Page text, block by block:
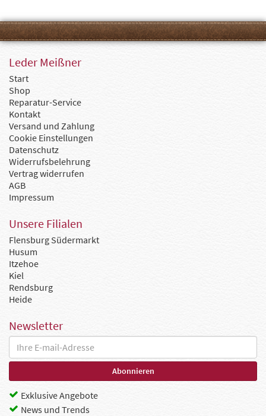
Leder Meißner
Start
Shop
Reparatur-Service
Kontakt
Versand und Zahlung
Cookie Einstellungen
Datenschutz
Widerrufsbelehrung
Vertrag widerrufen
AGB
Impressum
Unsere Filialen
Flensburg Südermarkt
Husum
Itzehoe
Kiel
Rendsburg
Heide
Newsletter
Exklusive Angebote
News und Trends